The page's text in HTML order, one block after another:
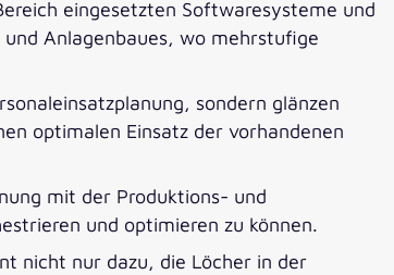
eingesetzten Softwaresysteme und
Anlagenbaues, wo mehrstufige
sondern glänzen
optimalen Einsatz der vorhandenen
mit der Produktions- und
und optimieren zu können.
nicht nur dazu, die Löcher in der